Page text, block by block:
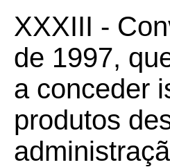
XXXIII -
de 1997,
a conceder
produtos